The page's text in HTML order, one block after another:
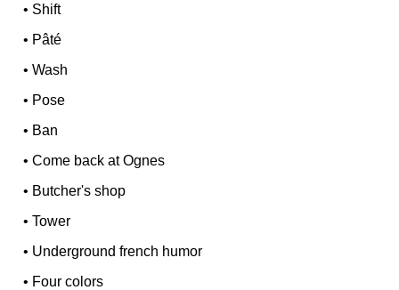
• Shift
• Pâté
•Wash
• Pose
• Ban
•Come back at Ognes
• Butcher's shop
•Tower
• Underground french humor
• Four colors